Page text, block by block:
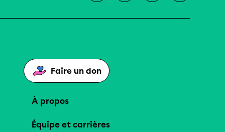
Faire un don
À propos
Équipe et carrières